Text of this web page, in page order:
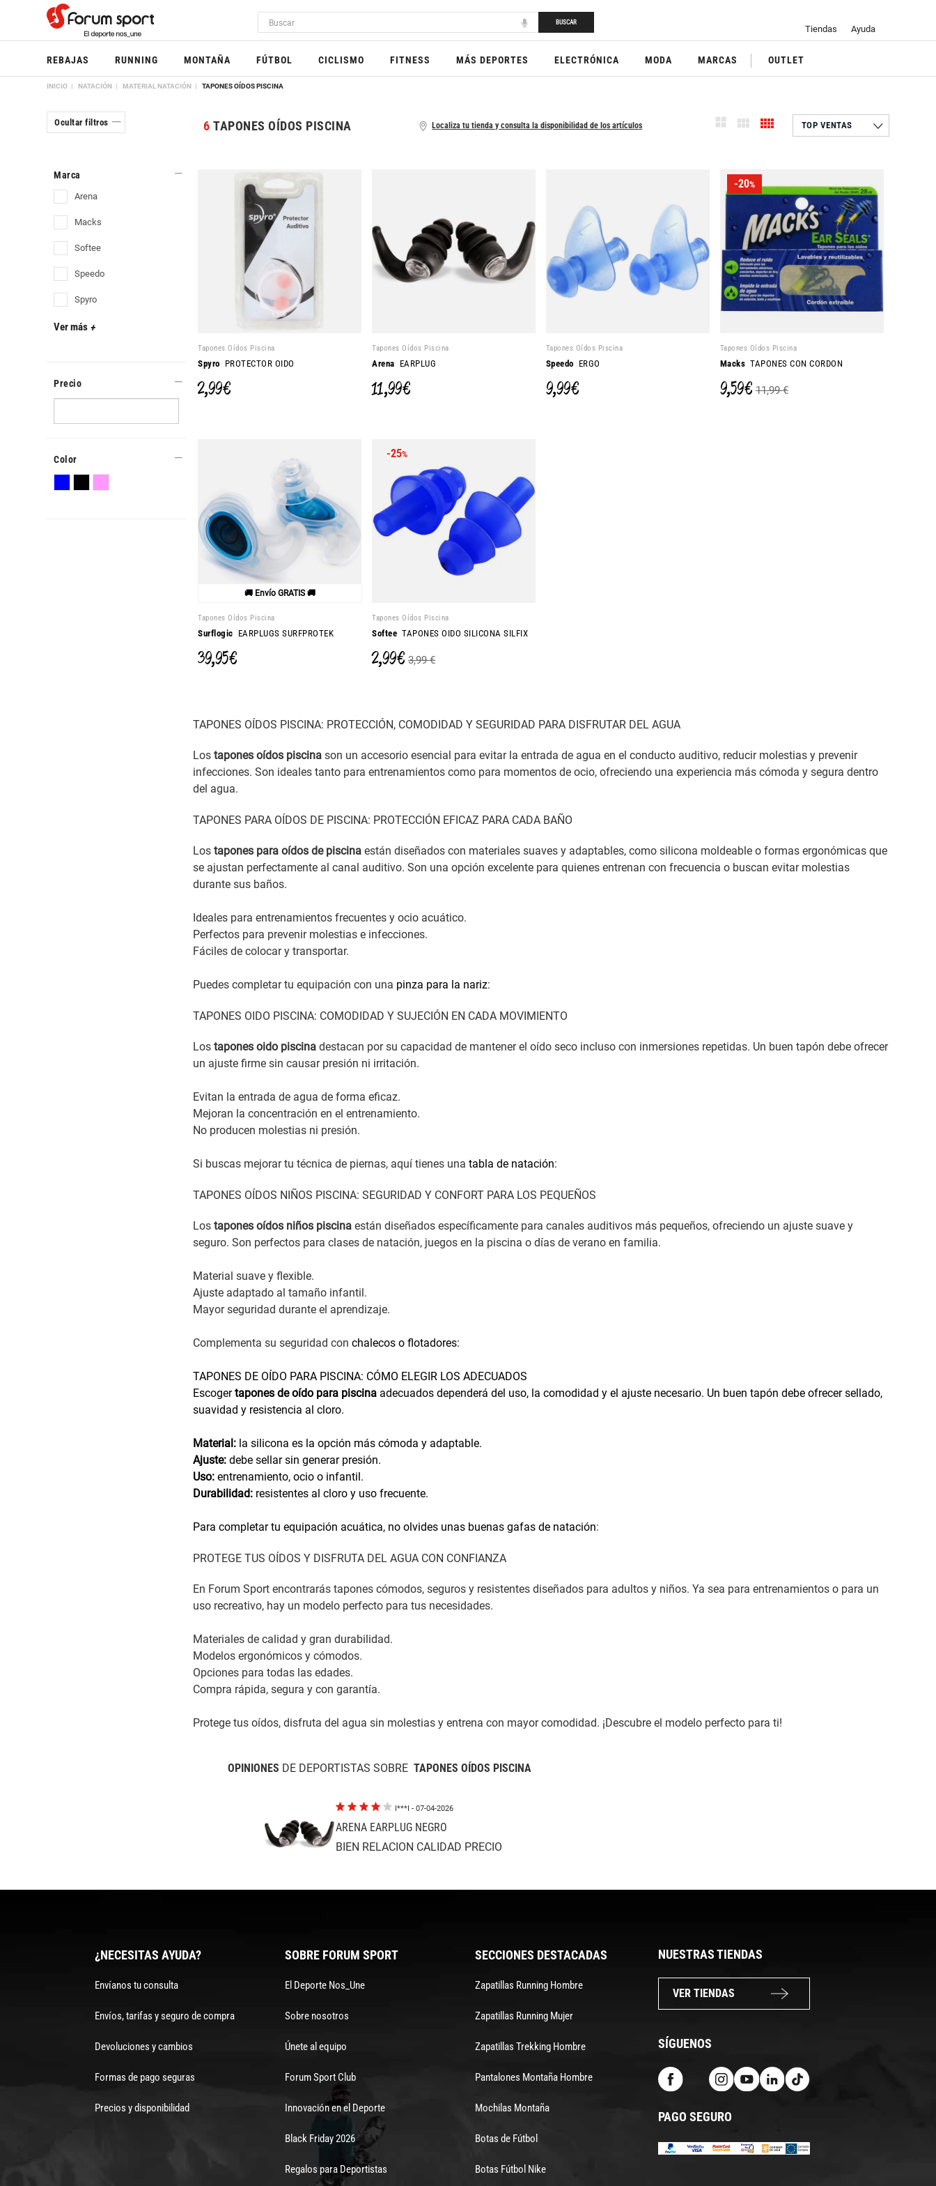
BUSCAR
Tiendas Ayuda
REBAJAS RUNNING MONTAÑA FÚTBOL CICLISMO FITNESS MÁS DEPORTES ELECTRÓNICA MODA MARCAS OUTLET
INICIO NATACIÓN MATERIAL NATACIÓN TAPONES OÍDOS PISCINA
Localiza tu tienda y consulta la disponibilidad de los artículos
6 TAPONES OÍDOS PISCINA
Tapones Oídos Piscina
Spyro PROTECTOR OIDO
2,99 €
Tapones Oídos Piscina
Arena EARPLUG
11,99 €
Tapones Oídos Piscina
Speedo ERGO
9,99 €
-20%
Tapones Oídos Piscina
Macks TAPONES CON CORDON
9,59 € 11,99 €
🚚 Envío GRATIS 🚚
Tapones Oídos Piscina
Surflogic EARPLUGS SURFPROTEK
39,95 €
-25%
Tapones Oídos Piscina
Softee TAPONES OIDO SILICONA SILFIX
2,99 € 3,99 €
TAPONES OÍDOS PISCINA: PROTECCIÓN, COMODIDAD Y SEGURIDAD PARA DISFRUTAR DEL AGUA
Lostapones oídos piscina son un accesorio esencial para evitar la entrada de agua en el conducto auditivo, reducir molestias y prevenir
infecciones. Son ideales tanto para entrenamientos como para momentos de ocio, ofreciendo una experiencia más cómoda y segura dentro
del agua.
TAPONES PARA OÍDOS DE PISCINA: PROTECCIÓN EFICAZ PARA CADA BAÑO
Lostapones para oídos de piscina están diseñados con materiales suaves y adaptables, como silicona moldeable o formas ergonómicas que
se ajustan perfectamente al canal auditivo. Son una opción excelente para quienes entrenan con frecuencia o buscan evitar molestias
durante sus baños.
Ideales para entrenamientos frecuentes y ocio acuático.
Perfectos para prevenir molestias e infecciones.
Fáciles de colocar y transportar.
Puedes completar tu equipación con una pinza para la nariz:
TAPONES OIDO PISCINA: COMODIDAD Y SUJECIÓN EN CADA MOVIMIENTO
Lostapones oido piscina destacan por su capacidad de mantener el oído seco incluso con inmersiones repetidas. Un buen tapón debe ofrecer
un ajuste firme sin causar presión ni irritación.
Evitan la entrada de agua de forma eficaz.
Mejoran la concentración en el entrenamiento.
No producen molestias ni presión.
Si buscas mejorar tu técnica de piernas, aquí tienes unatabla de natación:
TAPONES OÍDOS NIÑOS PISCINA: SEGURIDAD Y CONFORT PARA LOS PEQUEÑOS
Lostapones oídos niños piscina están diseñados específicamente para canales auditivos más pequeños, ofreciendo un ajuste suave y
seguro. Son perfectos para clases de natación, juegos en la piscina o días de verano en familia.
Material suave y flexible.
Ajuste adaptado al tamaño infantil.
Mayor seguridad durante el aprendizaje.
Complementa su seguridad conchalecos o flotadores:
TAPONES DE OÍDO PARA PISCINA: CÓMO ELEGIR LOS ADECUADOS
Escogertapones de oído para piscina adecuados dependerá del uso, la comodidad y el ajuste necesario. Un buen tapón debe ofrecer sellado,
suavidad y resistencia al cloro.
Material: la silicona es la opción más cómoda y adaptable.
Ajuste: debe sellar sin generar presión.
Uso: entrenamiento, ocio o infantil.
Durabilidad: resistentes al cloro y uso frecuente.
Para completar tu equipación acuática, no olvides unas buenasgafas de natación:
PROTEGE TUS OÍDOS Y DISFRUTA DEL AGUA CON CONFIANZA
En Forum Sport encontrarás tapones cómodos, seguros y resistentes diseñados para adultos y niños. Ya sea para entrenamientos o para un
uso recreativo, hay un modelo perfecto para tus necesidades.
Materiales de calidad y gran durabilidad.
Modelos ergonómicos y cómodos.
Opciones para todas las edades.
Compra rápida, segura y con garantía.
Protege tus oídos, disfruta del agua sin molestias y entrena con mayor comodidad. ¡Descubre el modelo perfecto para ti!
Ocultar filtros
Marca
arena
macks
softee
speedo
spyro
Ver más +
Precio
Color
OPINIONES DE DEPORTISTAS SOBRETAPONES OÍDOS PISCINA
I***I - 07-04-2026
ARENA EARPLUG NEGRO
BIEN RELACION CALIDAD PRECIO
¿NECESITAS AYUDA?
Envíanos tu consulta
Envíos, tarifas y seguro de compra
Devoluciones y cambios
Formas de pago seguras
Precios y disponibilidad
SOBRE FORUM SPORT
El Deporte Nos_Une
Sobre nosotros
Únete al equipo
Forum Sport Club
Innovación en el Deporte
Black Friday 2026
Regalos para Deportistas
SECCIONES DESTACADAS
Zapatillas Running Hombre
Zapatillas Running Mujer
Zapatillas Trekking Hombre
Pantalones Montaña Hombre
Mochilas Montaña
Botas de Fútbol
Botas Fútbol Nike
NUESTRAS TIENDAS
VER TIENDAS
SÍGUENOS
PAGO SEGURO